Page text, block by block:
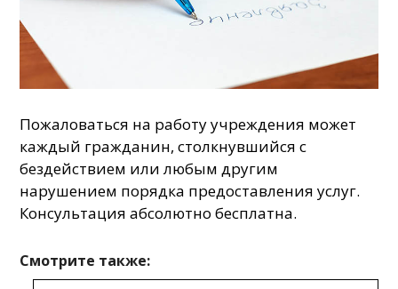
Пожаловаться на работу учреждения может
каждый гражданин, столкнувшийся с
бездействием или любым другим
нарушением порядка предоставления услуг.
Консультация абсолютно бесплатна.
Смотрите также: